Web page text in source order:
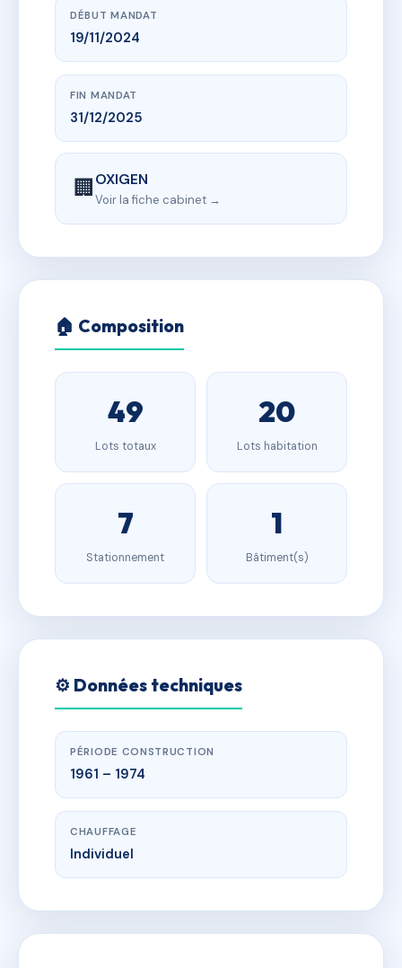
DÉBUT MANDAT
19/11/2024
FIN MANDAT
31/12/2025
🏢OXIGEN
Voir la fiche cabinet →
🏠 Composition
49
Lots totaux
20
Lots habitation
7
Stationnement
1
Bâtiment(s)
⚙️ Données techniques
PÉRIODE CONSTRUCTION
1961 – 1974
CHAUFFAGE
Individuel